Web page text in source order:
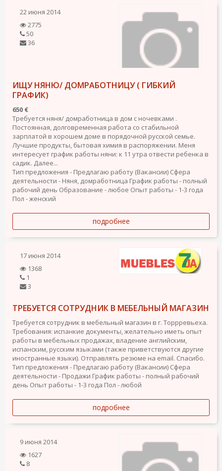
22 июня 2014
2775
50
36
ИЩУ НЯНЮ/ ДОМРАБОТНИЦУ ( ГИБКИЙ
ГРАФИК)
650 €
Требуется няня/ домработница в дом с ночевками .
Постоянная, долговременная работа со стабильной
зарплатой в хорошем доме в порядочной русской семье.
Лучшие продукты, бытовая химия в распоряжении. Меня
интересует график работы няни: к 11 утра отвести ребенка в
садик. Далее...
Тип предложения - Предлагаю работу (Вакансии) Сфера
деятельности - Няня, домработница График работы - полный
рабочий день Образование - любое Опыт работы - 1-3 года
Пол - женский
подробнее
17 июня 2014
1368
1
3
ТРЕБУЕТСЯ СОТРУДНИК В МЕБЕЛЬНЫЙ МАГАЗИН
Требуется сотрудник в мебельный магазин в г. Торрревьеха.
Требования: испанкие документы, желательно иметь опыт
работы в мебельных продажах, владение английским,
испанским, русским языками (также приветствуются другие
иностранные языки). Отправлять резюме на email. Спасибо.
Тип предложения - Предлагаю работу (Вакансии) Сфера
деятельности - Продажи График работы - полный рабочий
день Опыт работы - 1-3 года Пол - любой
подробнее
9 июня 2014
1627
8